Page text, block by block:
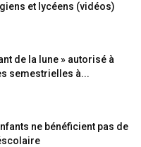
et lycéens (vidéos)
de la lune » autorisé à
semestrielles à...
ne bénéficient pas de